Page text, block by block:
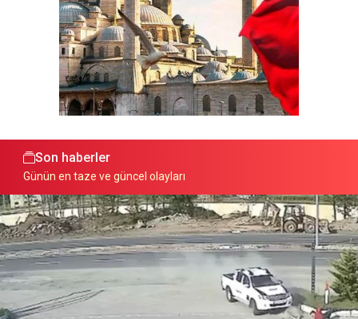
Son haberler
Günün en taze ve güncel olayları